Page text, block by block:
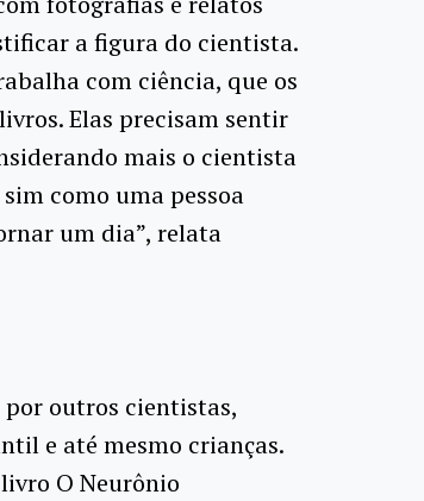
a figura do cientista.
com ciência, que os
Elas precisam sentir
mais o cientista
como uma pessoa
um dia”, relata
outros cientistas,
e até mesmo crianças.
O Neurônio